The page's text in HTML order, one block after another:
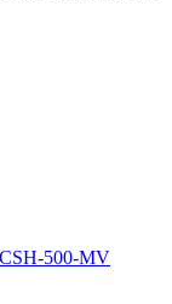
500-MV